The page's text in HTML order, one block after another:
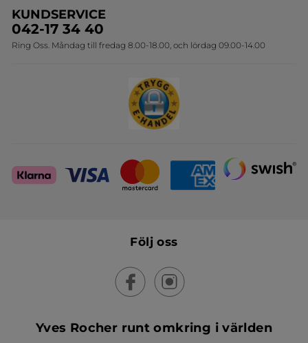
Travelsize
Sets
Onlineprislista för postorder
KUNDSERVICE
042-17 34 40
Ring Oss. Måndag till fredag 8.00-18.00, och lördag 09.00-14.00
Följ oss
Yves Rocher runt omkring i världen